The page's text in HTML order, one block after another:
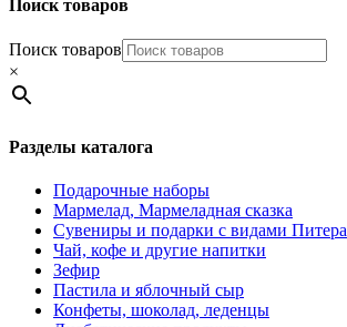
Поиск товаров
Поиск товаров
×
Разделы каталога
Подарочные наборы
Мармелад, Мармеладная сказка
Сувениры и подарки с видами Питера
Чай, кофе и другие напитки
Зефир
Пастила и яблочный сыр
Конфеты, шоколад, леденцы